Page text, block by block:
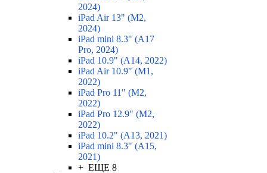
2024)
iPad Air 13" (M2,
2024)
iPad mini 8.3" (A17
Pro, 2024)
iPad 10.9" (A14, 2022)
iPad Air 10.9" (M1,
2022)
iPad Pro 11" (M2,
2022)
iPad Pro 12.9" (M2,
2022)
iPad 10.2" (A13, 2021)
iPad mini 8.3" (A15,
2021)
+ ЕЩЕ 8